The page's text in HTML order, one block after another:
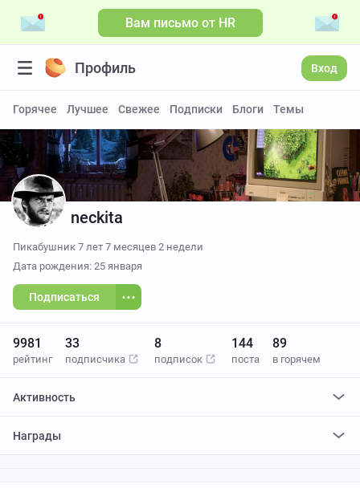
Вам письмо от HR
Профиль Вход
Горячее Лучшее Свежее Подписки Блоги Темы
neckita
Пикабушник 7 лет 7 месяцев 2 недели
Дата рождения: 25 января
Подписаться
9981
рейтинг
33
подписчика
8
подписок
144
поста
89
в горячем
Активность
отредактировал
Награды